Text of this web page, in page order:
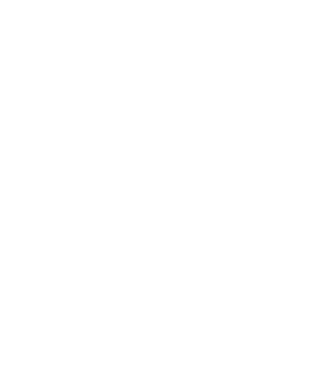
exprès.
Cela ne porte
droit
de vous opposer à
votre situation
concernant, sauf si
de vos données, qui
l'exercice ou la
vous opposer à tout
Ceci s'applique
vos données